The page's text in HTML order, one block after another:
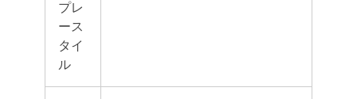
プレ
ース
タイ
ル